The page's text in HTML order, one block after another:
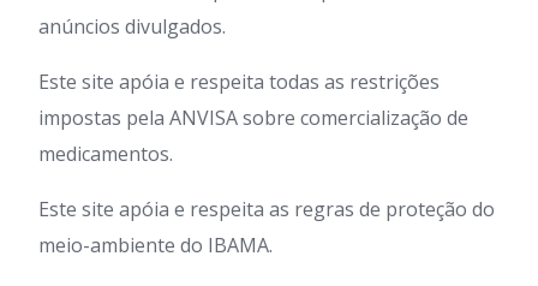
anúncios divulgados.
Este site apóia e respeita todas as restrições
impostas pela ANVISA sobre comercialização de
medicamentos.
Este site apóia e respeita as regras de proteção do
meio-ambiente do IBAMA.